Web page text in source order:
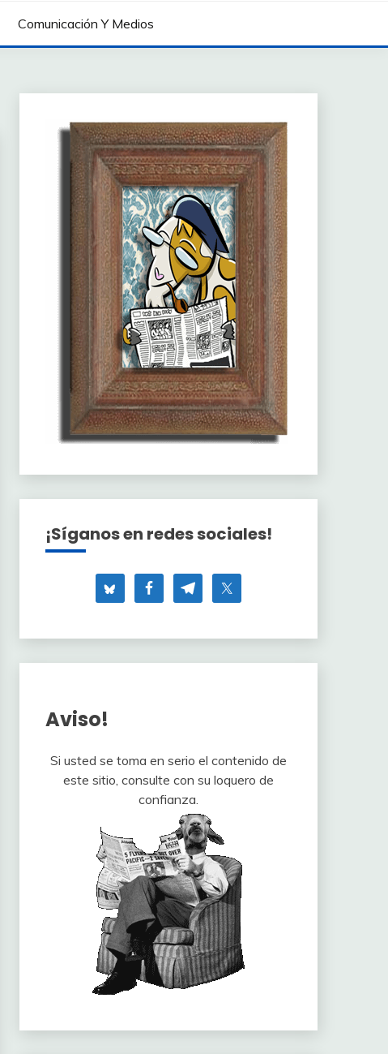
Comunicación Y Medios
¡Síganos en redes sociales!
Aviso!
Si usted se toma en serio el contenido de
este sitio, consulte con su loquero de
confianza.